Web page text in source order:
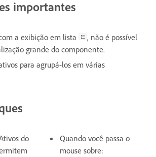
importantes
a exibição em lista
, não é possível
grande do componente.
para agrupá-los em várias
do
Quando você passa o
mouse sobre: